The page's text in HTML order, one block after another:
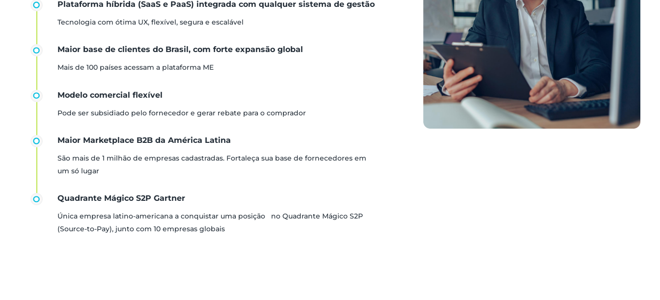
Plataforma híbrida (SaaS e PaaS) integrada com qualquer sistema de gestão
Tecnologia com ótima UX, flexível, segura e escalável
Maior base de clientes do Brasil, com forte expansão global
Mais de 100 países acessam a plataforma ME
Modelo comercial flexível
Pode ser subsidiado pelo fornecedor e gerar rebate para o comprador
Maior Marketplace B2B da América Latina
São mais de 1 milhão de empresas cadastradas. Fortaleça sua base de fornecedores em
um só lugar
Quadrante Mágico S2P Gartner
Única empresa latino-americana a conquistar uma posição no Quadrante Mágico S2P
(Source-to-Pay), junto com 10 empresas globais